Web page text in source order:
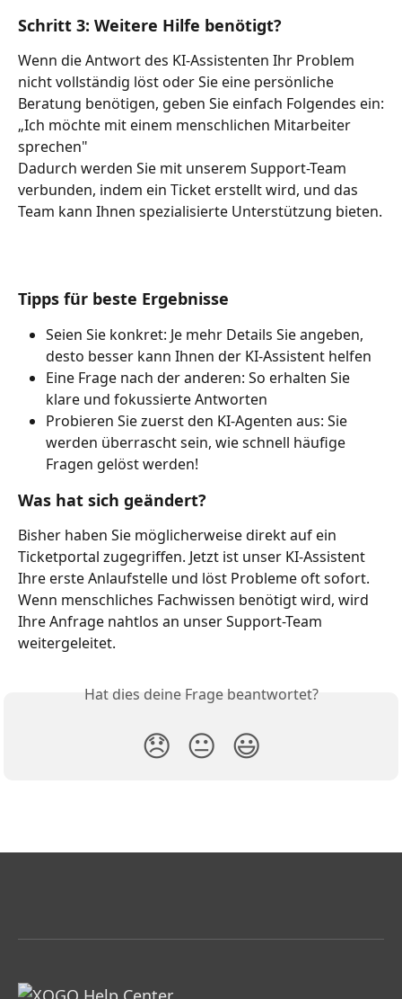
Schritt 3: Weitere Hilfe benötigt?
Wenn die Antwort des KI-Assistenten Ihr Problem
nicht vollständig löst oder Sie eine persönliche
Beratung benötigen, geben Sie einfach Folgendes ein:
„Ich möchte mit einem menschlichen Mitarbeiter
sprechen"
Dadurch werden Sie mit unserem Support-Team
verbunden, indem ein Ticket erstellt wird, und das
Team kann Ihnen spezialisierte Unterstützung bieten.
Tipps für beste Ergebnisse
Seien Sie konkret: Je mehr Details Sie angeben,
desto besser kann Ihnen der KI-Assistent helfen
Eine Frage nach der anderen: So erhalten Sie
klare und fokussierte Antworten
Probieren Sie zuerst den KI-Agenten aus: Sie
werden überrascht sein, wie schnell häufige
Fragen gelöst werden!
Was hat sich geändert?
Bisher haben Sie möglicherweise direkt auf ein
Ticketportal zugegriffen. Jetzt ist unser KI-Assistent
Ihre erste Anlaufstelle und löst Probleme oft sofort.
Wenn menschliches Fachwissen benötigt wird, wird
Ihre Anfrage nahtlos an unser Support-Team
weitergeleitet.
Hat dies deine Frage beantwortet?
😞 😐 😃